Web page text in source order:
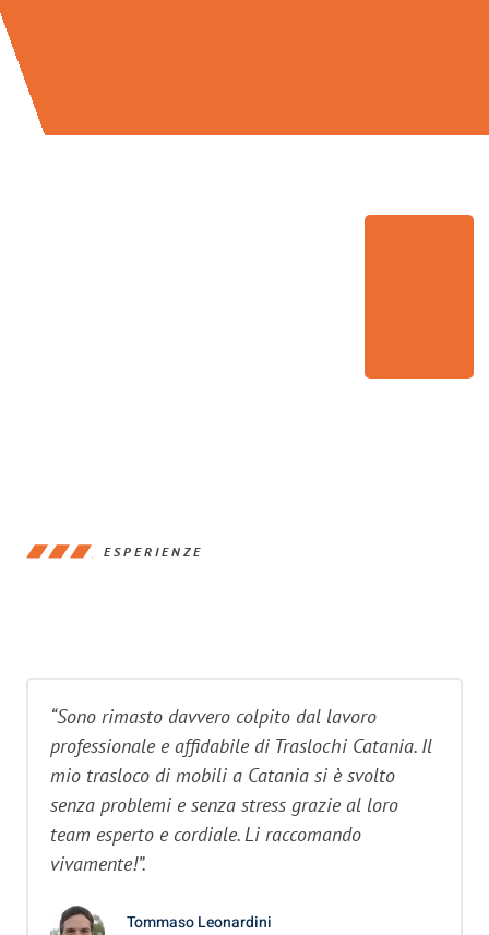
ESPERIENZE
“Sono rimasto davvero colpito dal lavoro
professionale e affidabile di Traslochi Catania. Il
mio trasloco di mobili a Catania si è svolto
senza problemi e senza stress grazie al loro
team esperto e cordiale. Li raccomando
vivamente!”.
Tommaso Leonardini